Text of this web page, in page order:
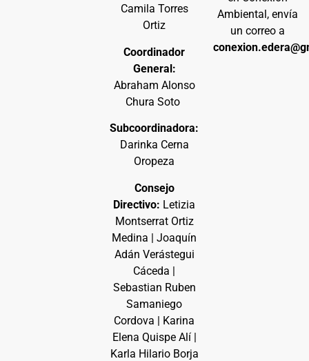
Camila Torres
Ortiz
Coordinador
General:
Abraham Alonso
Chura Soto
Subcoordinadora:
Darinka Cerna
Oropeza
Consejo
Directivo: Letizia
Montserrat Ortiz
Medina | Joaquín
Adán Verástegui
Cáceda |
Sebastian Ruben
Samaniego
Cordova | Karina
Elena Quispe Alí |
Karla Hilario Borja
Ambiental, envía
un correo a